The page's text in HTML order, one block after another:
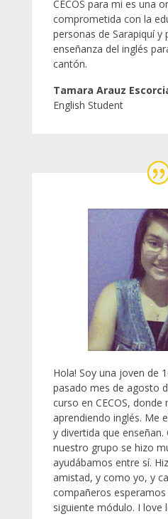
CECOS para mi es una
comprometida con la
personas de Sarapiquí y
enseñanza del inglés
cantón.
Tamara Arauz
English Student
Hola! Soy una joven de
pasado mes de agosto
curso en CECOS, donde
aprendiendo inglés. Me
y divertida que enseñan.
nuestro grupo se hizo
ayudábamos entre sí.
amistad, y como yo, y
compañeros
siguiente módulo. I love